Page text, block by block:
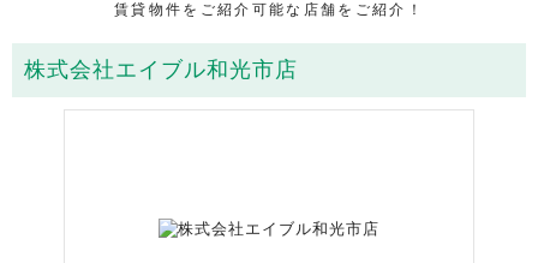
賃貸物件をご紹介可能な店舗をご紹介！
株式会社エイブル和光市店